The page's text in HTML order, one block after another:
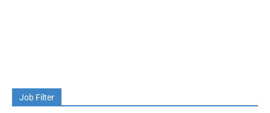
Job Filter